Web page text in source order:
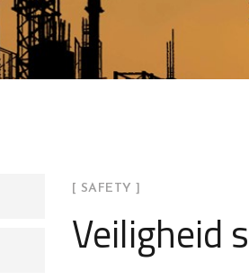
[ SAFETY ]
Veiligheid